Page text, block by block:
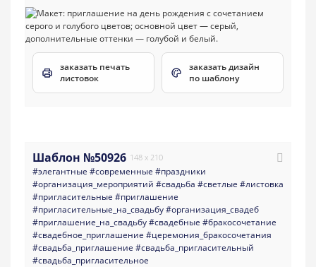
заказать печать
листовок
заказать дизайн
по шаблону
Шаблон №50926 148 x 210
#элегантные #современные #праздники
#организация_мероприятий #свадьба #светлые #листовка
#пригласительные #приглашение
#пригласительные_на_свадьбу#организация_свадеб
#приглашение_на_свадьбу#свадебные #бракосочетание
#свадебное_приглашение #церемония_бракосочетания
#свадьба_приглашение #свадьба_пригласительный
#свадьба_пригласительное